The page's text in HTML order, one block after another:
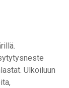
Ulkoiluun